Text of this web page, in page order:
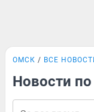
ОМСК ВСЕ
Новости по